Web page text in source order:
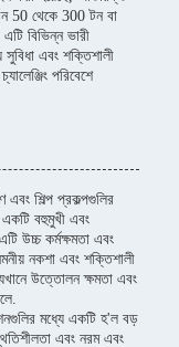
50 থেকে 300 টন বা
বিভিন্ন ভারী
এবং শক্তিশালী
পরিবেশে
এবং শিল্প প্রকল্পগুলির
একটি বহুমুখী এবং
উচ্চ কর্মক্ষমতা এবং
নকশা এবং শক্তিশালী
উত্তোলন ক্ষমতা এবং
মধ্যে একটি হ'ল বড়
এবং নরম এবং